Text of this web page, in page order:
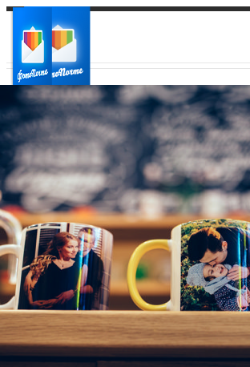
Ваш город:
Ваш регион доставки
Выберите из списка: